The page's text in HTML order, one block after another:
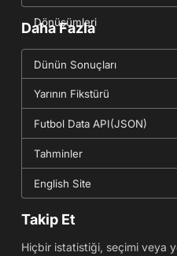
Dönüşümleri
Daha Fazla
Dünün Sonuçları
Yarının Fikstürü
Futbol Data API(JSON)
Tahminler
English Site
Takip Et
Hiçbir istatistiği, seçimi veya